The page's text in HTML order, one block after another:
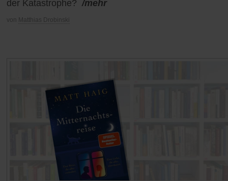
der Katastrophe? /mehr
von Matthias Drobinski